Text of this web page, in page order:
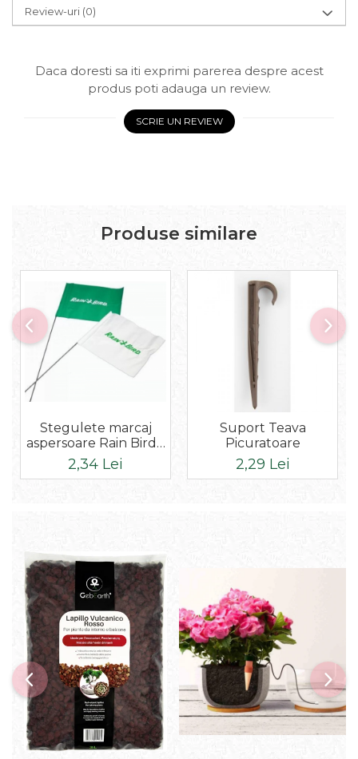
Review-uri (0)
Daca doresti sa iti exprimi parerea despre acest
produs poti adauga un review.
SCRIE UN REVIEW
Produse similare
Stegulete marcaj
aspersoare Rain Bird -
ALB - Verde - RainBird
2,34 Lei
Suport Teava
Picuratoare
2,29 Lei